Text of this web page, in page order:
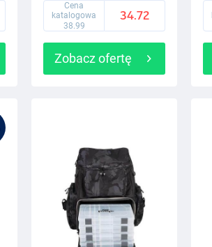
Cena
katalogowa
38.99
34.72
Zobacz ofertę